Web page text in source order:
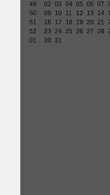
49
02 03 04 05 06 07
50
09 10 11 12 13 14
51
16 17 18 19 20 21
52
23 24 25 26 27 28
01
30 31